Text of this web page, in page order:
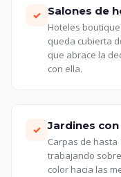
✓ Salones de
Hoteles
queda cubierta
que abrace la
con ella.
✓ Jardines
Carpas de hasta
trabajando
color hacia las